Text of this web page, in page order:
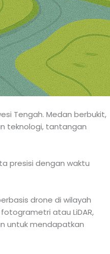
Tengah. Medan berbukit,
teknologi, tantangan
presisi dengan waktu
drone di wilayah
atau LiDAR,
untuk mendapatkan